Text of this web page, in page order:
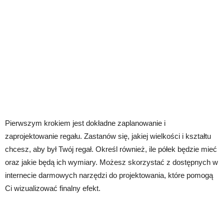
Pierwszym krokiem jest dokładne zaplanowanie i
zaprojektowanie regału. Zastanów się, jakiej wielkości i kształtu
chcesz, aby był Twój regał. Określ również, ile półek będzie mieć
oraz jakie będą ich wymiary. Możesz skorzystać z dostępnych w
internecie darmowych narzędzi do projektowania, które pomogą
Ci wizualizować finalny efekt.